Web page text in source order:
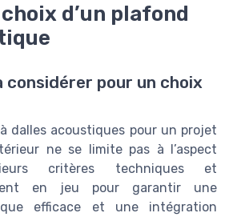
d’un plafond
considérer pour un choix
dalles acoustiques pour un projet
ne se limite pas à l’aspect
critères techniques et
en jeu pour garantir une
efficace et une intégration